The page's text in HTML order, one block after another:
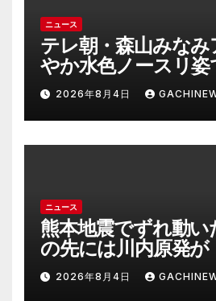
ニュース
テレ朝・森山みな
やか水色ノースリ姿
ル炸裂 「爽やかで
上級にお似合い」(J-
ス)
2026年8月4日
ニュース
熊本地震でずれ動い
の先には川内原発
とヤバい事態を起こ
スクも(J-CASTニュ
2026年8月4日